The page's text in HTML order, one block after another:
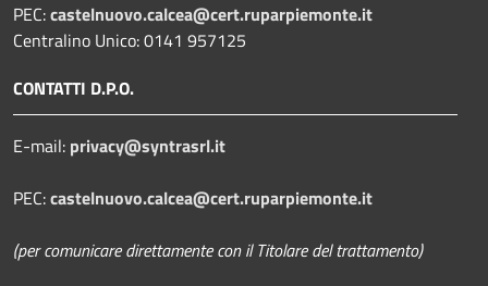
PEC:castelnuovo.calcea@cert.ruparpiemonte.it
Centralino Unico: 0141 957125
CONTATTI D.P.O.
E-mail: privacy@syntrasrl.it
PEC:castelnuovo.calcea@cert.ruparpiemonte.it
(per comunicare direttamente con il Titolare del trattamento)